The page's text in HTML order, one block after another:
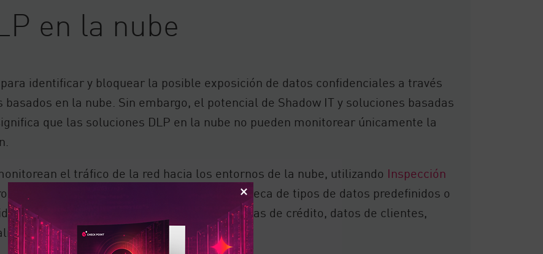
en la nube
identificar y bloquear la posible exposición de datos confidenciales a través
en la nube. Sin embargo, el potencial de Shadow IT y soluciones basadas
que las soluciones DLP en la nube no pueden monitorear únicamente la
el tráfico de la red hacia los entornos de la nube, utilizando Inspección
del tráfico cifrado TLS. Utilizando una biblioteca de tipos de datos predefinidos o
posibles fugas de números de tarjetas de crédito, datos de clientes,
confidenciales y valiosos.